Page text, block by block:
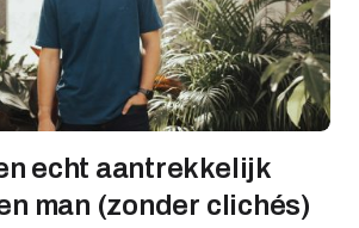
echt aantrekkelijk
man (zonder clichés)